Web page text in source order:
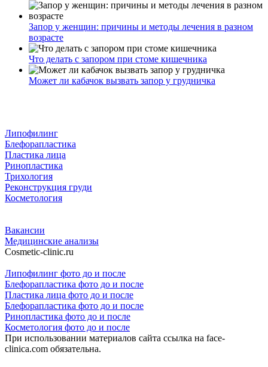
Запор у женщин: причины и методы лечения в разном
возрасте
Что делать с запором при стоме кишечника
Может ли кабачок вызвать запор у грудничка
Липофилинг
Блефорапластика
Пластика лица
Ринопластика
Трихология
Реконструкция груди
Косметология
Вакансии
Медицинские анализы
Cosmetic-clinic.ru
Липофилинг фото до и после
Блефорапластика фото до и после
Пластика лица фото до и после
Блефорапластика фото до и после
Ринопластика фото до и после
Косметология фото до и после
При использовании материалов сайта ссылка на face-
clinica.com обязательна.